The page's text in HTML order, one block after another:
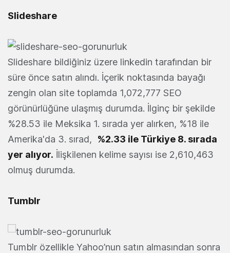
Slideshare
Slideshare bildiğiniz üzere linkedin tarafından bir
süre önce satın alındı. İçerik noktasında bayağı
zengin olan site toplamda 1,072,777 SEO
görünürlüğüne ulaşmış durumda. İlginç bir şekilde
%28.53 ile Meksika 1. sırada yer alırken, %18 ile
Amerika'da 3. sırad, %2.33 ile Türkiye 8. sırada
yer alıyor. İlişkilenen kelime sayısı ise 2,610,463
olmuş durumda.
Tumblr
Tumblr özellikle Yahoo’nun satın almasından sonra